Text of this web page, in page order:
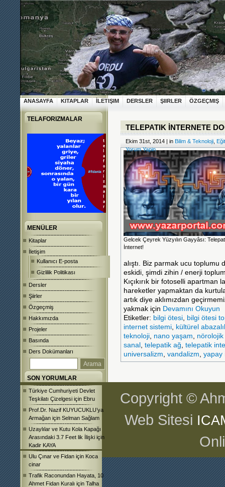
ANASAYFA KITAPLAR İLETIŞIM DERSLER ŞIIRLER ÖZGEÇMIŞ
TELAFORIZMALAR
MENÜLER
Kitaplar
İletişim
Kullanıcı E-posta
Gizlilik Politikası
Dersler
Şiirler
Özgeçmiş
Hakkımızda
Projeler
Basında
Ders Dokümanları
SON YORUMLAR
Türkiye Cumhuriyeti Devlet
Teşkilatı Çizelgesi için Ebru
Prof.Dr. Nazif KUYUCUKLU’ya
Armağan için Selman Sağlam
Uzaylılar ve Kutu Kola Kapağı
Arasındaki 3.7 Feet lik İlişki için
Kadir KAYA
Ulu Çınar ve Fidan için Koca
cinar
Trafik Raconundan Hayata, 10
Ahmet Fidan Kuralı için Talha
TELEPATIK İNTERNETE
Ekim 31st, 2014 | in Bilim & Teknoloji
Yorum Yapin
Gelcek Çeyrek Yüzyılın Gayyâsı:
İnternet!
alıştı. Biz parmak ucu
eskidi, şimdi zihin / enerji
Kıçıkırık bir fotoselli
hareketler yapmaktan da
artık diye aklımızdan
yakmak için Devamını Okuyun
Etiketler: bilgi ötesi, bilgi ötesi
internet sistemi, kültürel
teknoloji, nano yaşam, nörolojik
sanal , telepatik ağ, telepatik
universalizm, vandalizm, yapay
Copyright ©
Web Sitesi